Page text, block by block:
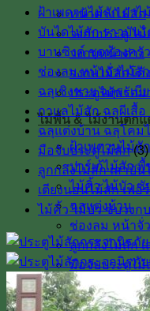
หน้าต่างไม้สัก
วงกบประตู ไ
วงกบหน้าต่าง
วงกบไม้สักโค้
ประตูไม้พร้อม
ไม้พื้น & ไม้งานตกแ
ฝ้าเพดานไม้สั
ปาร์เก้ไม้สัก
ไม้คิ้ว ไม้บัว ซั
ฉลุแต่งบ้าน
ช่องลม หน้าจั่
ลูกกลึงไม้สัก
มือจับประตูไม้
โรงงาน & โชว์รูม
ฝ้าเพดานไม้สัก ฝาไ
บันไดไม้สัก ราวบันไ
บานซิงค์ ชุดห้องครั
ช่องลม หน้าจั่วไม้สัก
ฉลุเชิงชาย ฉลุระเบี
กาแลไม้สัก ฉลุผีเสื้อ
ฉลุแต่งบ้าน ฉลุโคม
มือจับประตูไม้สัก (3)
ลูกกลึงไม้สัก เสาบัน
เตียงนอนไม้สัก เฟอ
ไม้คิ้ว ไม้บัว ซับวงก